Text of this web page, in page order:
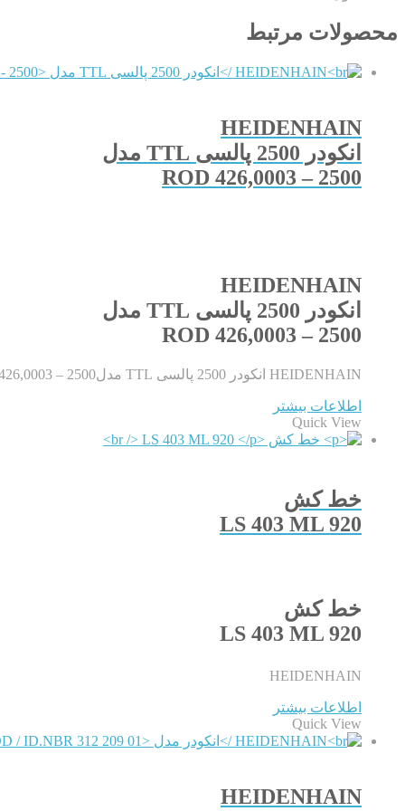
محصولات مرتبط
HEIDENHAIN
انکودر 2500 پالسی TTL مدل
ROD 426,0003 – 2500
HEIDENHAIN
انکودر 2500 پالسی TTL مدل
ROD 426,0003 – 2500
HEIDENHAIN انکودر 2500 پالسی TTL مدلROD 426,0003 – 2500
اطلاعات بیشتر
Quick View
خط کش
LS 403 ML 920
خط کش
LS 403 ML 920
HEIDENHAIN
اطلاعات بیشتر
Quick View
HEIDENHAIN